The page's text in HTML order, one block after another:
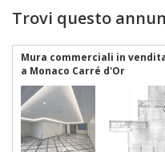
Trovi questo
Mura commerciali in
a Monaco Carré d'Or